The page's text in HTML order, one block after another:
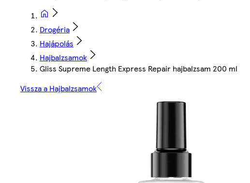
Drogéria
Hajápolás
Hajbalzsamok
Gliss Supreme Length Express Repair hajbalzsam 200 ml
Vissza a Hajbalzsamok